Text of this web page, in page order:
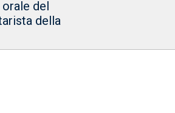
del
della